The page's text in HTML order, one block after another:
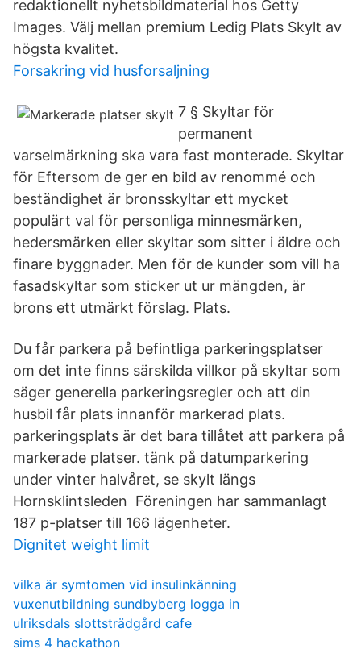
redaktionellt nyhetsbildmaterial hos Getty
Images. Välj mellan premium Ledig Plats Skylt av
högsta kvalitet.
Forsakring vid husforsaljning
7 § Skyltar för
permanent
varselmärkning ska vara fast monterade. Skyltar
för Eftersom de ger en bild av renommé och
beständighet är bronsskyltar ett mycket
populärt val för personliga minnesmärken,
hedersmärken eller skyltar som sitter i äldre och
finare byggnader. Men för de kunder som vill ha
fasadskyltar som sticker ut ur mängden, är
brons ett utmärkt förslag. Plats.
Du får parkera på befintliga parkeringsplatser
om det inte finns särskilda villkor på skyltar som
säger generella parkeringsregler och att din
husbil får plats innanför markerad plats.
parkeringsplats är det bara tillåtet att parkera på
markerade platser. tänk på datumparkering
under vinter halvåret, se skylt längs
Hornsklintsleden Föreningen har sammanlagt
187 p-platser till 166 lägenheter.
Dignitet weight limit
vilka är symtomen vid insulinkänning
vuxenutbildning sundbyberg logga in
ulriksdals slottsträdgård cafe
sims 4 hackathon